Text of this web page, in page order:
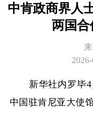
中肯政商界人
两国合
新华社内罗毕4
中国驻肯尼亚大使